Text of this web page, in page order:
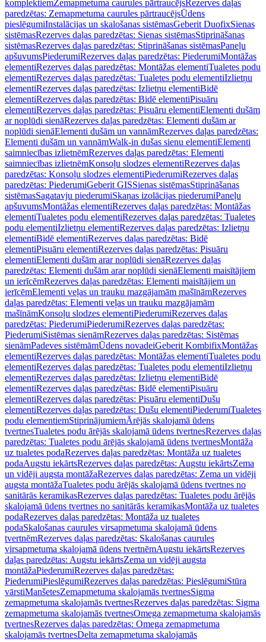
komplektiemZemapmetuma caurules pārtraucējsRezerves daļas
paredzētas: Zemapmetuma caurules pārtraucējsŪdens
pieslēgumiInstalācijas un skalošanas sistēmasGeberit DuofixSienas
sistēmasRezerves daļas paredzētas: Sienas sistēmasStiprināšanas
sistēmasRezerves daļas paredzētas: Stiprināšanas sistēmasPaneļu
apšuvumsPiederumiRezerves daļas paredzētas: PiederumiMontāžas
elementiRezerves daļas paredzētas: Montāžas elementiTualetes podu
elementiRezerves daļas paredzētas: Tualetes podu elementiIzlietņu
elementiRezerves daļas paredzētas: Izlietņu elementiBidē
elementiRezerves daļas paredzētas: Bidē elementiPisuāru
elementiRezerves daļas paredzētas: Pisuāru elementiElementi dušām
ar noplūdi sienāRezerves daļas paredzētas: Elementi dušām ar
noplūdi sienāElementi dušām un vannāmRezerves daļas paredzētas:
Elementi dušām un vannāmWalk-in dušas sienu elementiElementi
saimniecības izlietnēmRezerves daļas paredzētas: Elementi
saimniecības izlietnēmKonsoļu slodzes elementiRezerves daļas
paredzētas: Konsoļu slodzes elementiPiederumiRezerves daļas
paredzētas: PiederumiGeberit GISSienas sistēmasStiprināšanas
sistēmasSagatavju piederumiSkaņas izolācijas piederumiPaneļu
apšuvumsMontāžas elementiRezerves daļas paredzētas: Montāžas
elementiTualetes podu elementiRezerves daļas paredzētas: Tualetes
podu elementiIzlietņu elementiRezerves daļas paredzētas: Izlietņu
elementiBidē elementiRezerves daļas paredzētas: Bidē
elementiPisuāru elementiRezerves daļas paredzētas: Pisuāru
elementiElementi dušām arar noplūdi sienāRezerves daļas
paredzētas: Elementi dušām arar noplūdi sienāElementi maisītājiem
un ierīcēmRezerves daļas paredzētas: Elementi maisītājiem un
ierīcēmElementi veļas un trauku mazgājamām mašīnāmRezerves
daļas paredzētas: Elementi veļas un trauku mazgājamām
mašīnāmKonsoļu slodzes elementiPiederumiRezerves daļas
paredzētas: PiederumiPiederumiRezerves daļas paredzētas:
PiederumiSistēmas sienāmRezerves daļas paredzētas: Sistēmas
sienāmPadeves sistēmāmŪdens novadeiGeberit KombifixMontāžas
elementiRezerves daļas paredzētas: Montāžas elementiTualetes podu
elementiRezerves daļas paredzētas: Tualetes podu elementiIzlietņu
elementiRezerves daļas paredzētas: Izlietņu elementiBidē
elementiRezerves daļas paredzētas: Bidē elementiPisuāru
elementiRezerves daļas paredzētas: Pisuāru elementiDušu
elementiRezerves daļas paredzētas: Dušu elementiPiederumiTualetes
podu elementiemStiprinājumiemĀrējās skalojamā ūdens
tvertnesTualetes podu ārējās skalojamā ūdens tvertnesRezerves daļas
paredzētas: Tualetes podu ārējās skalojamā ūdens tvertnesMontāža
uz tualetes podaRezerves daļas paredzētas: Montāža uz tualetes
podaAugstu iekārtsRezerves daļas paredzētas: Augstu iekārtsZema
un vidēji augsta montāžaRezerves daļas paredzētas: Zema un vidēji
augsta montāžaTualetes podu ārējās skalojamā ūdens tvertnes no
sanitārās keramikasRezerves daļas paredzētas: Tualetes podu ārējās
skalojamā ūdens tvertnes no sanitārās keramikasMontāža uz tualetes
podaRezerves daļas paredzētas: Montāža uz tualetes
podaSkalošanas caurules virsapmetuma skalojamā ūdens
tvertnēmRezerves daļas paredzētas: Skalošanas caurules
virsapmetuma skalojamā ūdens tvertnēmAugstu iekārtsRezerves
daļas paredzētas: Augstu iekārtsZema un vidēji augsta
montāžaPiederumiRezerves daļas paredzētas:
PiederumiPieslēgumiRezerves daļas paredzētas: PieslēgumiStūra
vārstiManšetesZemapmetuma skalojamās tvertnesSigma
zemapmetuma skalojamās tvertnesRezerves daļas paredzētas: Sigma
zemapmetuma skalojamās tvertnesOmega zemapmetuma skalojamās
tvertnesRezerves daļas paredzētas: Omega zemapmetuma
skalojamās tvertnesDelta zemapmetuma skalojamās